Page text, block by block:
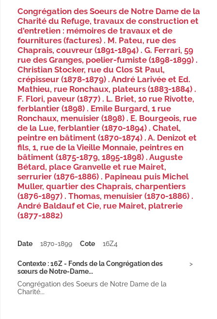
Congrégation des Soeurs de Notre Dame de la
Charité du Refuge, travaux de construction et
d'entretien : mémoires de travaux et de
fournitures (factures) . M. Pateu, rue des
Chaprais, couvreur (1891-1894) . G. Ferrari, 59
rue des Granges, poelier-fumiste (1898-1899) .
Christian Stocker, rue du Clos St Paul,
crépisseur (1878-1879) . André Larivée et Ed.
Mathieu, rue Ronchaux, plateurs (1883-1884) .
F. Flori, paveur (1877) . L. Briet, 10 rue Rivotte,
ferblantier (1898) . Emile Burgard, 1 rue
Ronchaux, menuisier (1898) . E. Bourgeois, rue
de la Lue, ferblantier (1870-1894) . Chatel,
peintre en bâtiment (1870-1874) . A. Denizot et
fils, 1, rue de la Vieille Monnaie, peintres en
bâtiment (1875-1879, 1895-1898) . Auguste
Bétard, place Granvelle et rue Mairet,
serrurier (1876-1886) . Papineau puis Michel
Muller, quartier des Chaprais, charpentiers
(1876-1897) . Thomas, menuisier (1870-1886) .
André Baldauf et Cie, rue Mairet, platrerie
(1877-1882)
Date 1870-1899 Cote 16Z4
Contexte : 16Z - Fonds de la Congrégation des
sœurs de Notre-Dame...
Congrégation des Soeurs de Notre Dame de la
Charité...